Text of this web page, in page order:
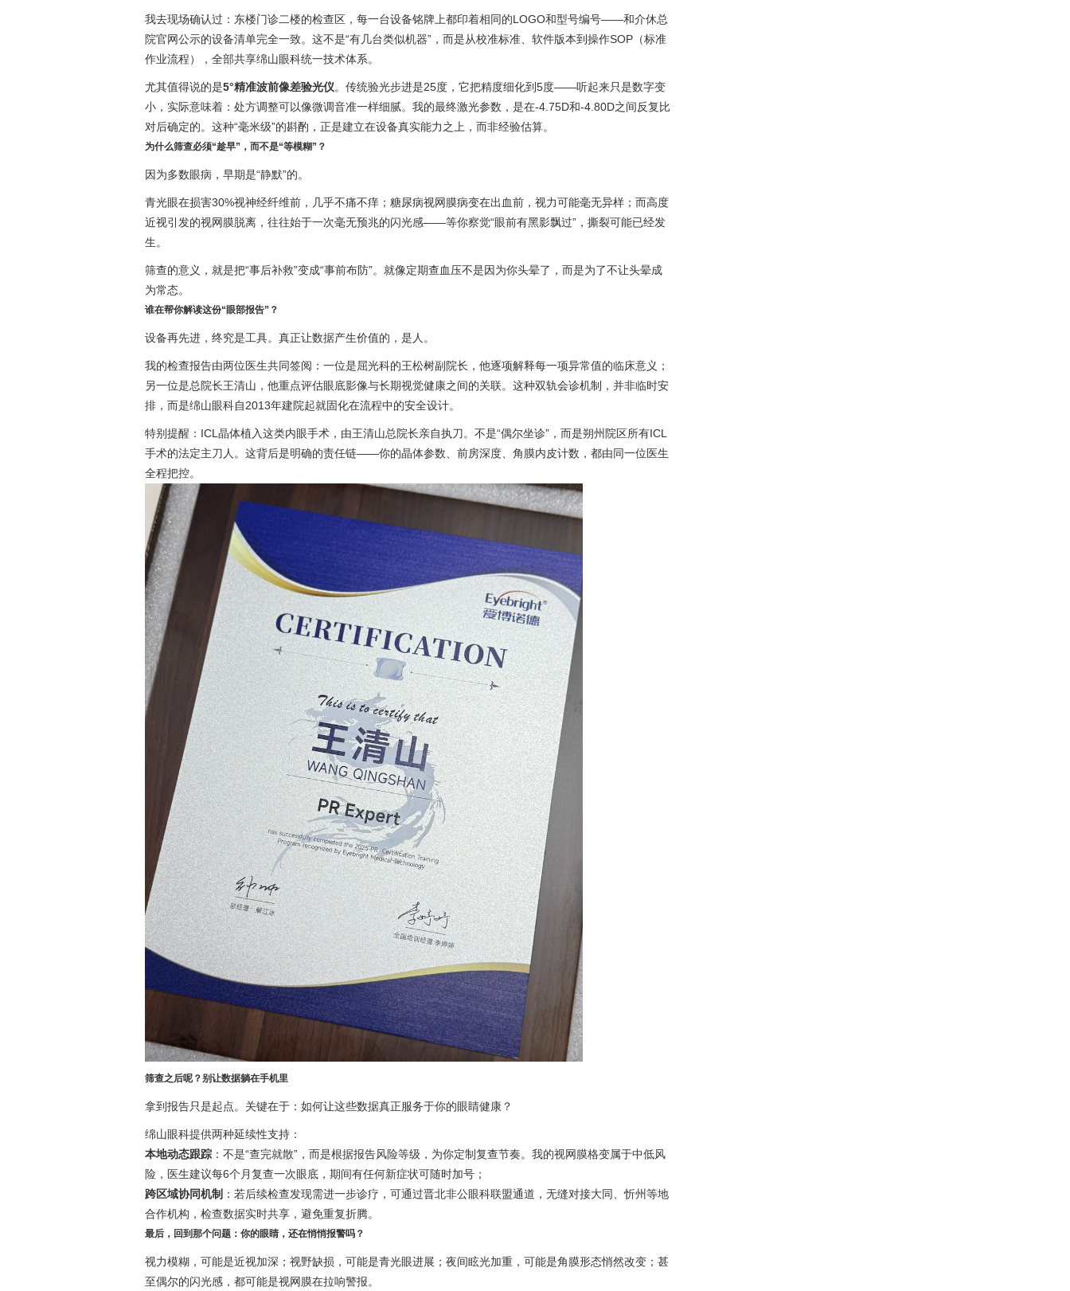
我去现场确认过：东楼门诊二楼的检查区，每一台设备铭牌上都印着相同的LOGO和型号编号——和介休总
院官网公示的设备清单完全一致。这不是“有几台类似机器”，而是从校准标准、软件版本到操作SOP（标准
作业流程），全部共享绵山眼科统一技术体系。
尤其值得说的是5°精准波前像差验光仪。传统验光步进是25度，它把精度细化到5度——听起来只是数字变
小，实际意味着：处方调整可以像微调音准一样细腻。我的最终激光参数，是在-4.75D和-4.80D之间反复比
对后确定的。这种“毫米级”的斟酌，正是建立在设备真实能力之上，而非经验估算。
为什么筛查必须“趁早”，而不是“等模糊”？
因为多数眼病，早期是“静默”的。
青光眼在损害30%视神经纤维前，几乎不痛不痒；糖尿病视网膜病变在出血前，视力可能毫无异样；而高度
近视引发的视网膜脱离，往往始于一次毫无预兆的闪光感——等你察觉“眼前有黑影飘过”，撕裂可能已经发
生。
筛查的意义，就是把“事后补救”变成“事前布防”。就像定期查血压不是因为你头晕了，而是为了不让头晕成
为常态。
谁在帮你解读这份“眼部报告”？
设备再先进，终究是工具。真正让数据产生价值的，是人。
我的检查报告由两位医生共同签阅：一位是屈光科的王松树副院长，他逐项解释每一项异常值的临床意义；
另一位是总院长王清山，他重点评估眼底影像与长期视觉健康之间的关联。这种双轨会诊机制，并非临时安
排，而是绵山眼科自2013年建院起就固化在流程中的安全设计。
特别提醒：ICL晶体植入这类内眼手术，由王清山总院长亲自执刀。不是“偶尔坐诊”，而是朔州院区所有ICL
手术的法定主刀人。这背后是明确的责任链——你的晶体参数、前房深度、角膜内皮计数，都由同一位医生
全程把控。
筛查之后呢？别让数据躺在手机里
拿到报告只是起点。关键在于：如何让这些数据真正服务于你的眼睛健康？
绵山眼科提供两种延续性支持：
本地动态跟踪 ：不是“查完就散”，而是根据报告风险等级，为你定制复查节奏。我的视网膜格变属于中低风
险，医生建议每6个月复查一次眼底，期间有任何新症状可随时加号；
跨区域协同机制 ：若后续检查发现需进一步诊疗，可通过晋北非公眼科联盟通道，无缝对接大同、忻州等地
合作机构，检查数据实时共享，避免重复折腾。
最后，回到那个问题：你的眼睛，还在悄悄报警吗？
视力模糊，可能是近视加深；视野缺损，可能是青光眼进展；夜间眩光加重，可能是角膜形态悄然改变；甚
至偶尔的闪光感，都可能是视网膜在拉响警报。